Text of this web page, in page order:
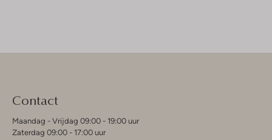
Contact
Maandag - Vrijdag 09:00 - 19:00 uur
Zaterdag 09:00 - 17:00 uur